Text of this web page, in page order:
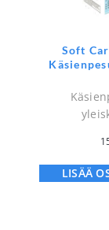
Soft
LISÄÄ